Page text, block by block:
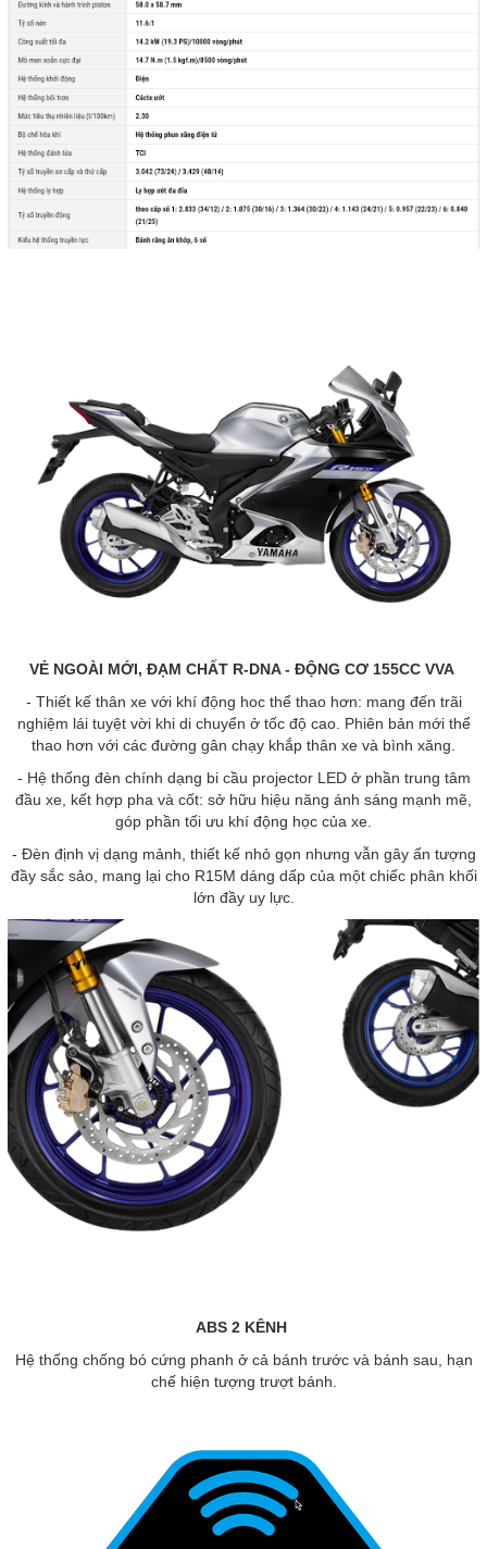
VẺ NGOÀI MỚI, ĐẠM CHẤT R-DNA - ĐỘNG CƠ 155CC VVA
- Thiết kế thân xe với khí động hoc thể thao hơn: mang đến trãi
nghiệm lái tuyệt vời khi di chuyển ở tốc độ cao. Phiên bản mới thể
thao hơn với các đường gân chạy khắp thân xe và bình xăng.
- Hệ thống đèn chính dạng bi cầu projector LED ở phần trung tâm
đầu xe, kết hợp pha và cốt: sở hữu hiệu năng ánh sáng mạnh mẽ,
góp phần tối ưu khí động học của xe.
- Đèn định vị dạng mảnh, thiết kế nhỏ gọn nhưng vẫn gây ấn tượng
đầy sắc sảo, mang lại cho R15M dáng dấp của một chiếc phân khối
lớn đầy uy lực.
ABS 2 KÊNH
Hệ thống chống bó cứng phanh ở cả bánh trước và bánh sau, hạn
chế hiện tượng trượt bánh.